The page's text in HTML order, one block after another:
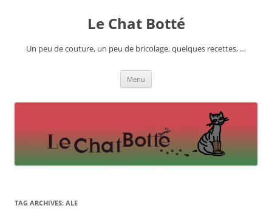
Le Chat Botté
Un peu de couture, un peu de bricolage, quelques recettes, …
Menu
TAG ARCHIVES: ALE